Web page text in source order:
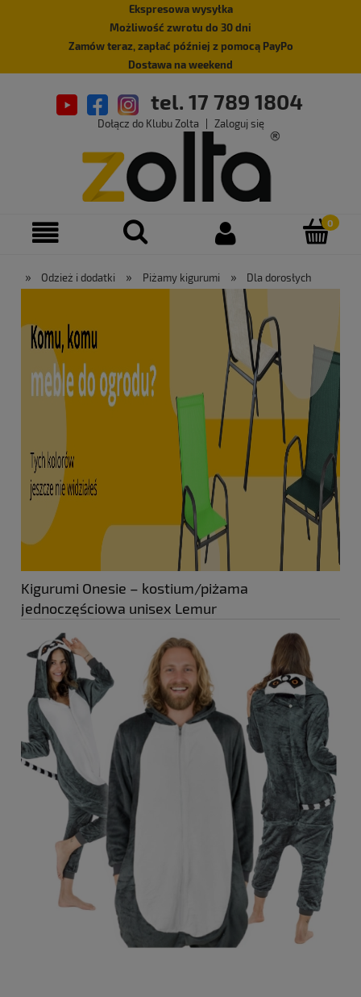
Ekspresowa wysyłka
Możliwość zwrotu do 30 dni
Zamów teraz, zapłać później z pomocą PayPo
Dostawa na weekend
tel. 17 789 1804
Dołącz do Klubu Zolta Zaloguj się
» Odzież i dodatki » Piżamy kigurumi » Dla dorosłych
Kigurumi Onesie – kostium/piżama
jednoczęściowa unisex Lemur